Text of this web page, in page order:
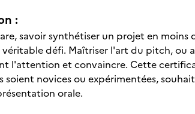
:
savoir synthétiser un projet en
défi. Maîtriser l'art du pitch, ou
l'attention et convaincre. Cette
novices ou expérimentées,
orale.